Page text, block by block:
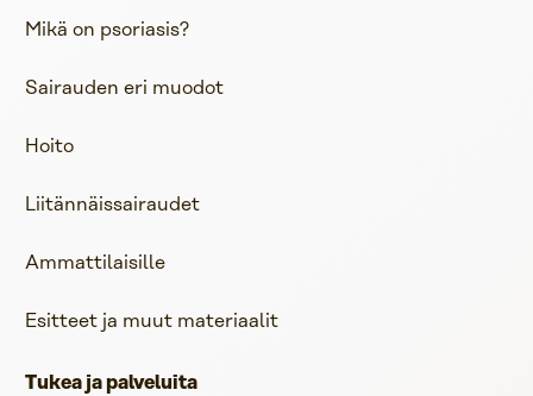
Mikä on psoriasis?
Sairauden eri muodot
Hoito
Liitännäissairaudet
Ammattilaisille
Esitteet ja muut materiaalit
Tukea ja palveluita